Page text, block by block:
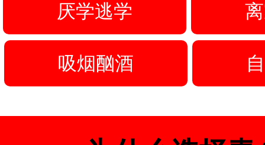
厌学逃学
吸烟酗酒